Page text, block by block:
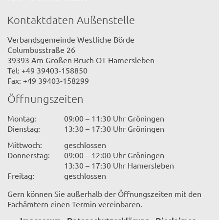
Kontaktdaten Außenstelle
Verbandsgemeinde Westliche Börde
Columbusstraße 26
39393 Am Großen Bruch OT Hamersleben
Tel: +49 39403-158850
Fax: +49 39403-158299
Öffnungszeiten
Montag:
09:00 – 11:30 Uhr Gröningen
Dienstag:
13:30 – 17:30 Uhr Gröningen
Mittwoch:
geschlossen
Donnerstag:
09:00 – 12:00 Uhr Gröningen
13:30 – 17:30 Uhr Hamersleben
Freitag:
geschlossen
Gern können Sie außerhalb der Öffnungszeiten mit den
Fachämtern einen Termin vereinbaren.